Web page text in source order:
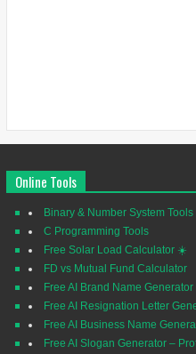
Online Tools
Binary & Number System Tools
C Programming Tools
Free Solar Load Calculator ☀️
FD vs Mutual Fund Calculator
Free AI Brand Name Generator
Free AI Resignation Letter
Free AI Business Name
Free AI Slogan Generator –